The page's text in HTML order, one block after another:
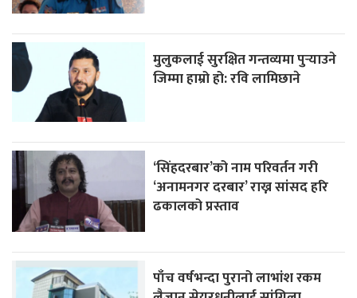
मुलुकलाई सुरक्षित गन्तव्यमा पुर्‍याउने
जिम्मा हाम्रो हो: रवि लामिछाने
‘सिंहदरबार’को नाम परिवर्तन गरी
‘अनामनगर दरबार’ राख्न सांसद हरि
ढकालको प्रस्ताव
पाँच वर्षभन्दा पुरानो लाभांश रकम